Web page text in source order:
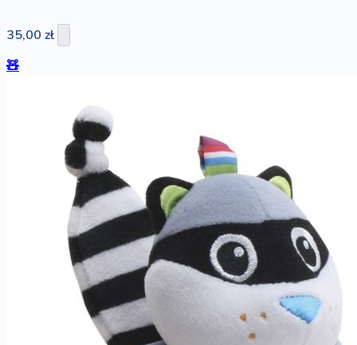
35,00 zł
🧸